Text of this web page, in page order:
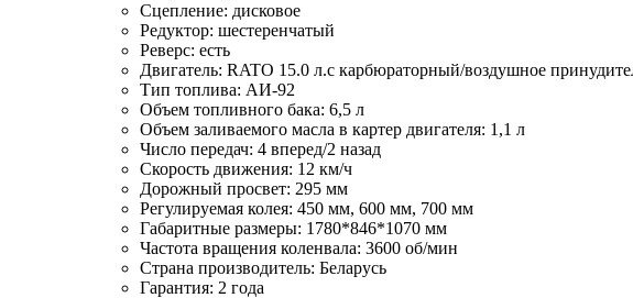
Сцепление: дисковое
Редуктор: шестеренчатый
Реверс: есть
Двигатель: RATO 15.0 л.с карбюраторный/воздушное
Тип топлива: АИ-92
Объем топливного бака: 6,5 л
Объем заливаемого масла в картер двигателя: 1,1 л
Число передач: 4 вперед/2 назад
Скорость движения: 12 км/ч
Дорожный просвет: 295 мм
Регулируемая колея: 450 мм, 600 мм, 700 мм
Габаритные размеры: 1780*846*1070 мм
Частота вращения коленвала: 3600 об/мин
Страна производитель: Беларусь
Гарантия: 2 года